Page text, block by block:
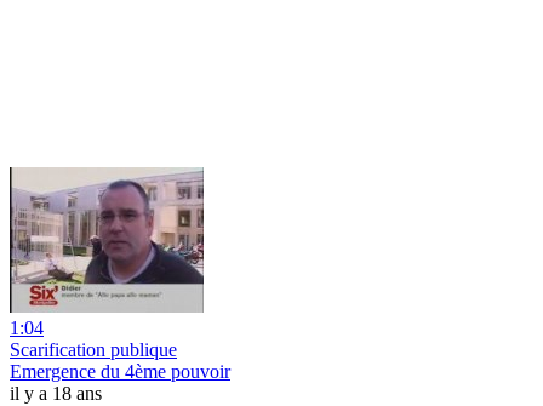
1:04
Scarification publique
Emergence du 4ème pouvoir
il y a 18 ans